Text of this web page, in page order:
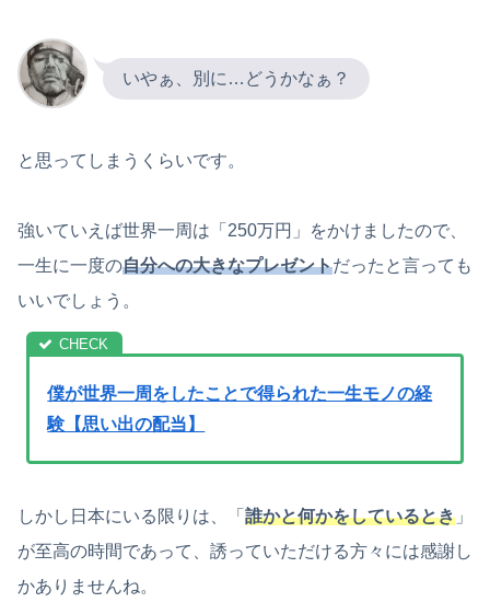
いやぁ、別に…どうかなぁ？
と思ってしまうくらいです。
強いていえば世界一周は「250万円」をかけましたので、
一生に一度の自分への大きなプレゼントだったと言っても
いいでしょう。
僕が世界一周をしたことで得られた一生モノの経
験【思い出の配当】
しかし日本にいる限りは、「 誰かと何かをしているとき 」
が至高の時間であって、誘っていただける方々には感謝し
かありませんね。